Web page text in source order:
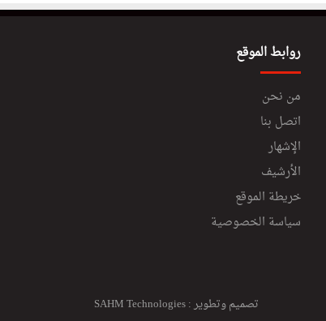
روابط الموقع
من نحن
اتصل بنا
الإشهار
الأرشيف
خريطة الموقع
سياسة الخصوصية
تصميم وتطوير :SAHM Technologies